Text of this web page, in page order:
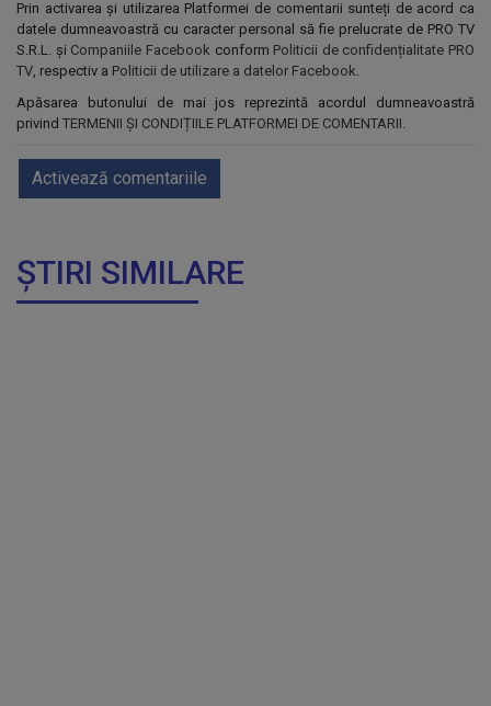
Prin activarea și utilizarea Platformei de comentarii sunteți de acord ca
datele dumneavoastră cu caracter personal să fie prelucrate de PRO TV
S.R.L. și Companiile Facebook conform Politicii de confidențialitate PRO
TV, respectiv a Politicii de utilizare a datelor Facebook.
Apăsarea butonului de mai jos reprezintă acordul dumneavoastră
privind TERMENII ȘI CONDIȚIILE PLATFORMEI DE COMENTARII.
Activează comentariile
ȘTIRI SIMILARE